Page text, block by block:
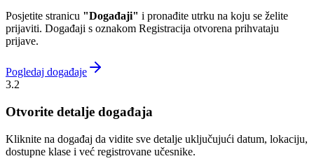
Posjetite stranicu "Događaji" i pronađite utrku na koju se želite
prijaviti. Događaji s oznakom Registracija otvorena prihvataju
prijave.
Pogledaj događaje
3.2
Otvorite detalje događaja
Kliknite na događaj da vidite sve detalje uključujući datum, lokaciju,
dostupne klase i već registrovane učesnike.